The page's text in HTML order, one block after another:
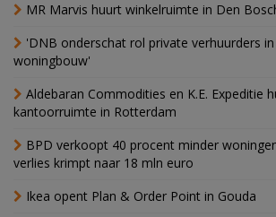
MR Marvis huurt winkelruimte in Den
'DNB onderschat rol private verhuurders in
woningbouw'
Aldebaran Commodities en K.E. Expeditie
kantoorruimte in Rotterdam
BPD verkoopt 40 procent minder
verlies krimpt naar 18 mln euro
Ikea opent Plan & Order Point in Gouda